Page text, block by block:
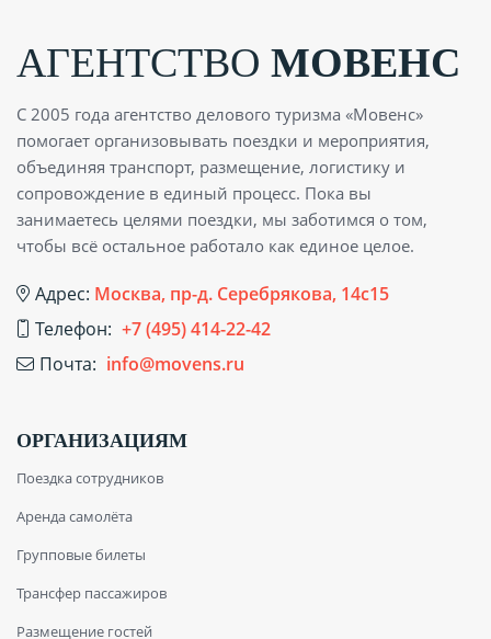
АГЕНТСТВО МОВЕНС
С 2005 года агентство делового туризма «Мовенс»
помогает организовывать поездки и мероприятия,
объединяя транспорт, размещение, логистику и
сопровождение в единый процесс. Пока вы
занимаетесь целями поездки, мы заботимся о том,
чтобы всё остальное работало как единое целое.
Адрес: Москва, пр-д. Серебрякова, 14с15
Телефон: +7 (495) 414-22-42
Почта: info@movens.ru
ОРГАНИЗАЦИЯМ
Поездка сотрудников
Аренда самолёта
Групповые билеты
Трансфер пассажиров
Размещение гостей